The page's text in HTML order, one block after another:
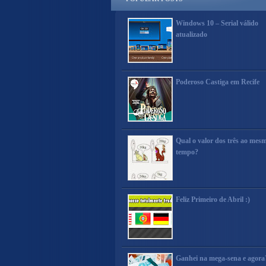
Windows 10 – Serial válido
atualizado
Poderoso Castiga em Recife
Qual o valor dos três ao
tempo?
Feliz Primeiro de Abril :)
Ganhei na mega-sena e